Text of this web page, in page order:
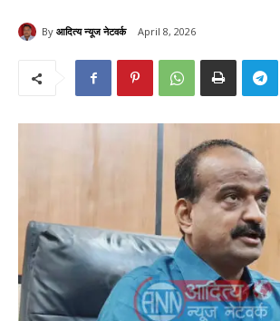
By आदित्य न्यूज नेटवर्क April 8, 2026